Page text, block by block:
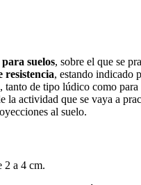
suelos, sobre el que se
, estando indicado
de tipo lúdico como
la actividad que se vaya a
al suelo.
2 a 4 cm.